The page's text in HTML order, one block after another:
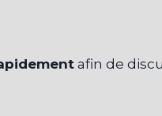
afin de